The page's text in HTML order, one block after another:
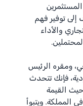
إلى توفير فهم
والأداء
ومقره الرئيس
فإنك تتحدث
القيمة
المملكة. ويتبوأ